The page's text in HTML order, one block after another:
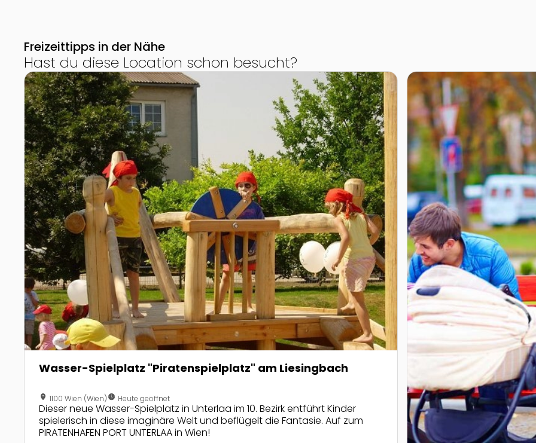
Freizeittipps in der Nähe
Hast du diese Location schon besucht?
Zur Detailseite von Wasser-Spielplatz "Piratenspielplatz" am Liesingbach
Wasser-Spielplatz "Piratenspielplatz" am Liesingbach
location_on 1100 Wien (Wien)nest_clock_farsight_analog Heute geöffnet
Dieser neue Wasser-Spielplatz in Unterlaa im 10. Bezirk entführt Kinder
spielerisch in diese imaginäre Welt und beflügelt die Fantasie. Auf zum
PIRATENHAFEN PORT UNTERLAA in Wien!
Zur Detailseite von